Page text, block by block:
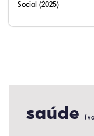
Social (2025)
saúde (